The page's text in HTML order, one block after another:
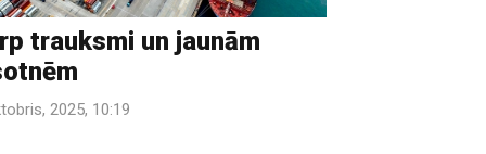
trauksmi un jaunām
2025, 10:19